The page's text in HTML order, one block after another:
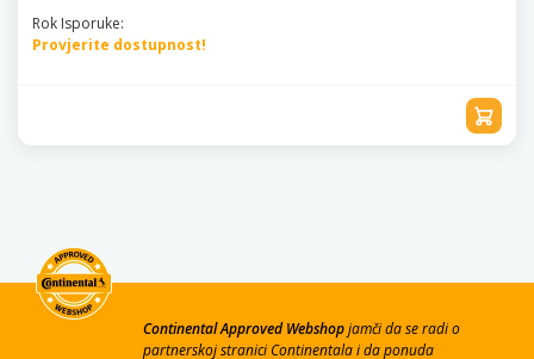
Rok Isporuke:
Provjerite dostupnost!
Continental Approved Webshopjamči da se radi o
partnerskoj stranici Continentala i da ponuda